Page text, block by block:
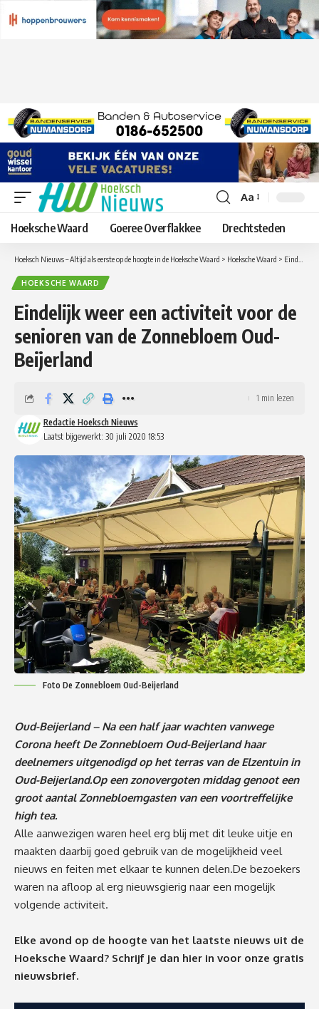
Lettergrootte
aanpassen
Aa
Hoeksche Waard Goeree Overflakkee Drechtsteden
Hoeksch Nieuws – Altijd als eerste op de hoogte in de Hoeksche Waard > Hoeksche Waard > Eindelijk weer een activiteit voor de senioren van de Zonnebloem Oud-Beijerland
HOEKSCHE WAARD
Eindelijk weer een activiteit voor de
senioren van de Zonnebloem Oud-
Beijerland
Laatst bijgewerkt: 30 juli 2020 18:53
Redactie Hoeksch Nieuws
1 min lezen
Foto De Zonnebloem Oud-Beijerland
Oud-Beijerland – Na een half jaar wachten vanwege
Corona heeft De Zonnebloem Oud-Beijerland haar
deelnemers uitgenodigd op het terras van de Elzentuin in
Oud-Beijerland.Op een zonovergoten middag genoot een
groot aantal Zonnebloemgasten van een voortreffelijke
high tea.
Alle aanwezigen waren heel erg blij met dit leuke uitje en
maakten daarbij goed gebruik van de mogelijkheid veel
nieuws en feiten met elkaar te kunnen delen.De bezoekers
waren na afloop al erg nieuwsgierig naar een mogelijk
volgende activiteit.
Elke avond op de hoogte van het laatste nieuws uit de
Hoeksche Waard? Schrijf je dan hier in voor onze gratis
nieuwsbrief.